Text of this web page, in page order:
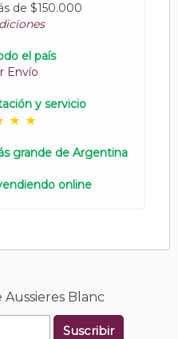
de $150.000
el país
Envío
y servicio
grande de Argentina
online
Aussieres Blanc
Suscribir